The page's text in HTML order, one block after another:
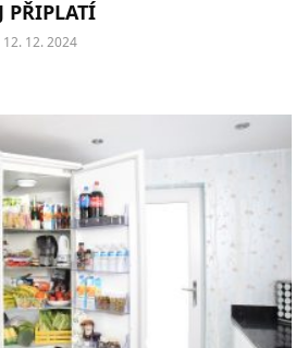
PŘIPLATÍ
12. 12. 2024